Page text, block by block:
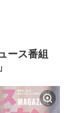
ース番組